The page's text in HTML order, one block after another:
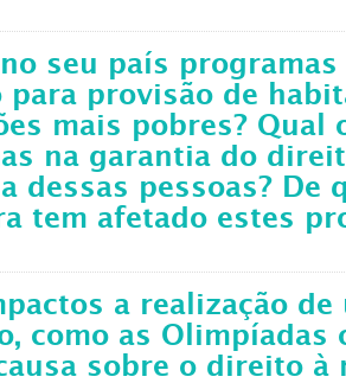
seu país
para provisão de
mais pobres? Qual
na garantia do
dessas pessoas? De
tem afetado estes
a realização de
como as Olimpíadas
sobre o direito à